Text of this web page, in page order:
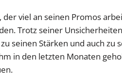
viel an seinen Promos
Trotz seiner
seinen Stärken und auch zu
in den letzten Monaten